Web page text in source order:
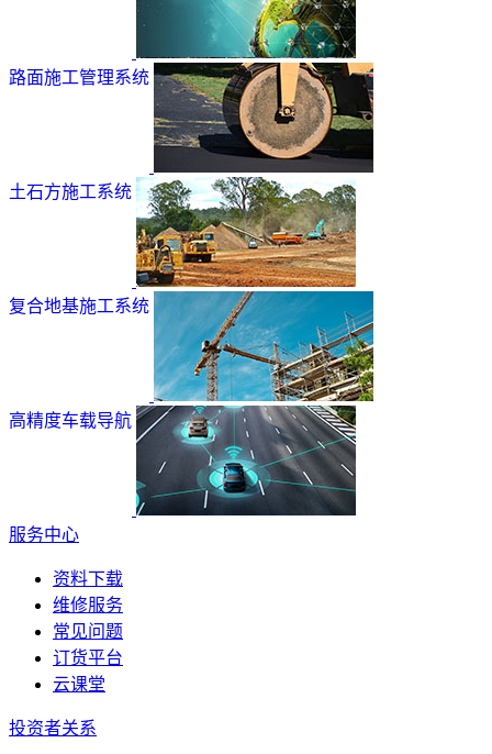
路面施工管理系统
土石方施工系统
复合地基施工系统
高精度车载导航
服务中心
资料下载
维修服务
常见问题
订货平台
云课堂
投资者关系